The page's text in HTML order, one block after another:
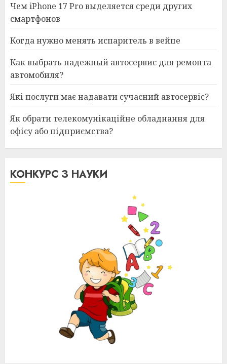
Чем iPhone 17 Pro выделяется среди других
смартфонов
Когда нужно менять испаритель в вейпе
Как выбрать надежный автосервис для ремонта
автомобиля?
Які послуги має надавати сучасний автосервіс?
Як обрати телекомунікаційне обладнання для
офісу або підприємства?
КОНКУРС З НАУКИ